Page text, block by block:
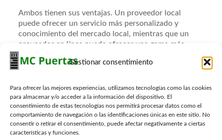
Gestionar consentimiento
Para ofrecer las mejores experiencias, utilizamos tecnologías como las cookies
para almacenar y/o acceder a la información del dispositivo. El
consentimiento de estas tecnologías nos permitirá procesar datos como el
comportamiento de navegación o las identificaciones únicas en este sitio. No
consentir o retirar el consentimiento, puede afectar negativamente a ciertas
características y funciones.
Ambos tienen sus ventajas. Un proveedor local
puede ofrecer un servicio más personalizado y
conocimiento del mercado local, mientras que un
proveedor en línea puede ofrecer una gama más
Dependerá de sus necesidades y preferencias
¿Qué debo hacer si tengo problemas
con la puerta después de la
instalación?